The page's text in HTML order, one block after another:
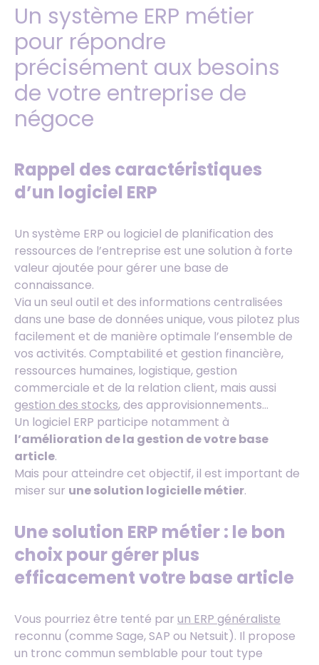
Un système ERP métier
pour répondre
précisément aux besoins
de votre entreprise de
négoce
Rappel des caractéristiques
d’un logiciel ERP
Un système ERP ou logiciel de planification des
ressources de l’entreprise est une solution à forte
valeur ajoutée pour gérer une base de
connaissance.
Via un seul outil et des informations centralisées
dans une base de données unique, vous pilotez plus
facilement et de manière optimale l’ensemble de
vos activités. Comptabilité et gestion financière,
ressources humaines, logistique, gestion
commerciale et de la relation client, mais aussi
gestion des stocks, des approvisionnements…
Un logiciel ERP participe notamment à
l’amélioration de la gestion de votre base
article.
Mais pour atteindre cet objectif, il est important de
miser sur une solution logicielle métier.
Une solution ERP métier : le bon
choix pour gérer plus
efficacement votre base article
Vous pourriez être tenté par un ERP généraliste
reconnu (comme Sage, SAP ou Netsuit). Il propose
un tronc commun semblable pour tout type